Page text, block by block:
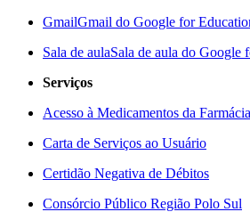
GmailGmail do Google for
Sala de aulaSala de aula do Google
Serviços
Acesso à Medicamentos da
Carta de Serviços ao Usuário
Certidão Negativa de Débitos
Consórcio Público Região Polo Sul